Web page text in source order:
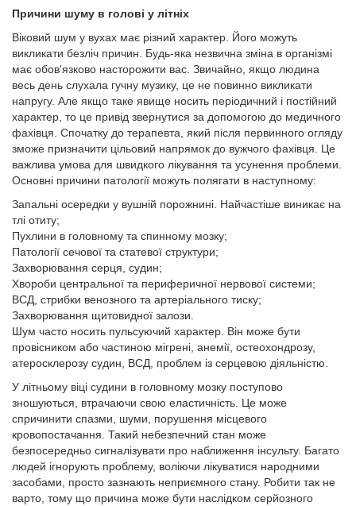
Причини шуму в голові у літніх
Віковий шум у вухах має різний характер. Його можуть
викликати безліч причин. Будь-яка незвична зміна в організмі
має обов'язково насторожити вас. Звичайно, якщо людина
весь день слухала гучну музику, це не повинно викликати
напругу. Але якщо таке явище носить періодичний і постійний
характер, то це привід звернутися за допомогою до медичного
фахівця. Спочатку до терапевта, який після первинного огляду
зможе призначити цільовий напрямок до вужчого фахівця. Це
важлива умова для швидкого лікування та усунення проблеми.
Основні причини патології можуть полягати в наступному:
Запальні осередки у вушній порожнині. Найчастіше виникає на
тлі отиту;
Пухлини в головному та спинному мозку;
Патології сечової та статевої структури;
Захворювання серця, судин;
Хвороби центральної та периферичної нервової системи;
ВСД, стрибки венозного та артеріального тиску;
Захворювання щитовидної залози.
Шум часто носить пульсуючий характер. Він може бути
провісником або частиною мігрені, анемії, остеохондрозу,
атеросклерозу судин, ВСД, проблем із серцевою діяльністю.
У літньому віці судини в головному мозку поступово
зношуються, втрачаючи свою еластичність. Це може
спричинити спазми, шуми, порушення місцевого
кровопостачання. Такий небезпечний стан може
безпосередньо сигналізувати про наближення інсульту. Багато
людей ігнорують проблему, воліючи лікуватися народними
засобами, просто зазнають неприємного стану. Робити так не
варто, тому що причина може бути наслідком серйозного